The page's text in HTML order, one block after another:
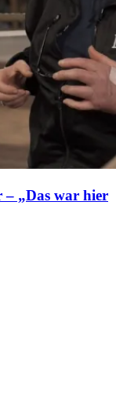
„Das war hier